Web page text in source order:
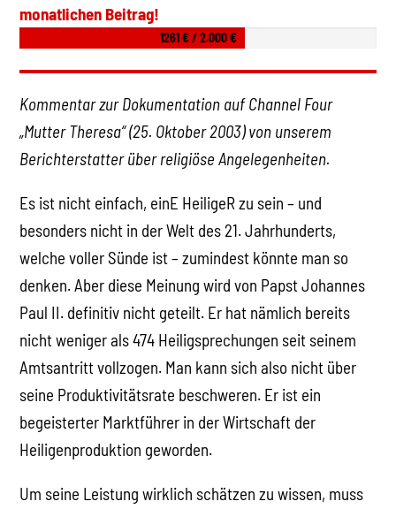
monatlichen Beitrag!
1261 € / 2.000 €
Kommentar zur Dokumentation auf Channel Four
„Mutter Theresa“ (25. Oktober 2003) von unserem
Berichterstatter über religiöse Angelegenheiten.
Es ist nicht einfach, einE HeiligeR zu sein – und
besonders nicht in der Welt des 21. Jahrhunderts,
welche voller Sünde ist – zumindest könnte man so
denken. Aber diese Meinung wird von Papst Johannes
Paul II. definitiv nicht geteilt. Er hat nämlich bereits
nicht weniger als 474 Heiligsprechungen seit seinem
Amtsantritt vollzogen. Man kann sich also nicht über
seine Produktivitätsrate beschweren. Er ist ein
begeisterter Marktführer in der Wirtschaft der
Heiligenproduktion geworden.
Um seine Leistung wirklich schätzen zu wissen, muss